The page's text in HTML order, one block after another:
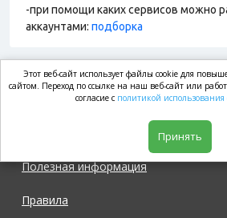
-при помощи каких сервисов можно
аккаунтами: подборка
market.com
Полезная информация
Правила
Этот веб-сайт использует файлы cookie для
сайтом. Переход по ссылке на наш веб-сайт или
согласие с политикой использования
Принять